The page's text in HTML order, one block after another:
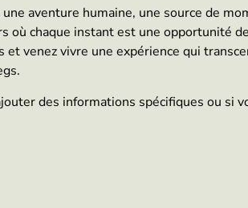
une aventure humaine, une source de
où chaque instant est une opportunité
venez vivre une expérience qui
des informations spécifiques ou si